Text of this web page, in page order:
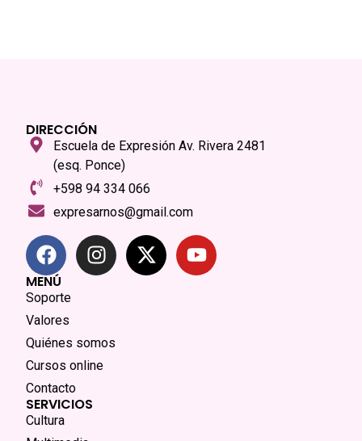
SERVICIOS
Cultura
MENÚ
Soporte
Valores
Quiénes somos
Cursos online
Contacto
DIRECCIÓN
Escuela de Expresión Av. Rivera 2481
(esq. Ponce)
+598 94 334 066
expresarnos@gmail.com